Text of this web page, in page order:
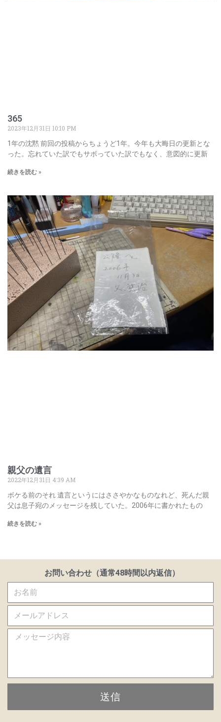
365
2023年12月31日 10:10 PM
1年の沈黙 前回の投稿からちょうど1年。今年も大晦日の更新とな
った。忘れていた訳でもサボっていた訳でもなく、意図的に更新
続きを読む »
親父の遺言
2022年12月31日 4:39 AM
ボケる前のそれ 遺言というにはささやかなものなれど、死んだ親
父は息子宛のメッセージを残していた。2006年に書かれたもの
続きを読む »
お問い合わせ（通常48時間以内返信）
送信